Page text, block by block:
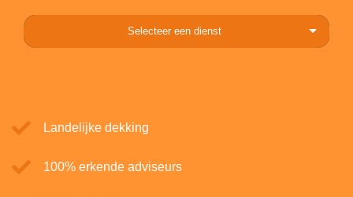
Selecteer een dienst
Landelijke dekking
100% erkende adviseurs